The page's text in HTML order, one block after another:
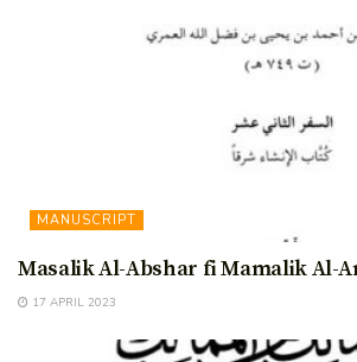
MANUSCRIPT
Masalik Al-Abshar fi Mamalik Al-
17 APRIL 2023